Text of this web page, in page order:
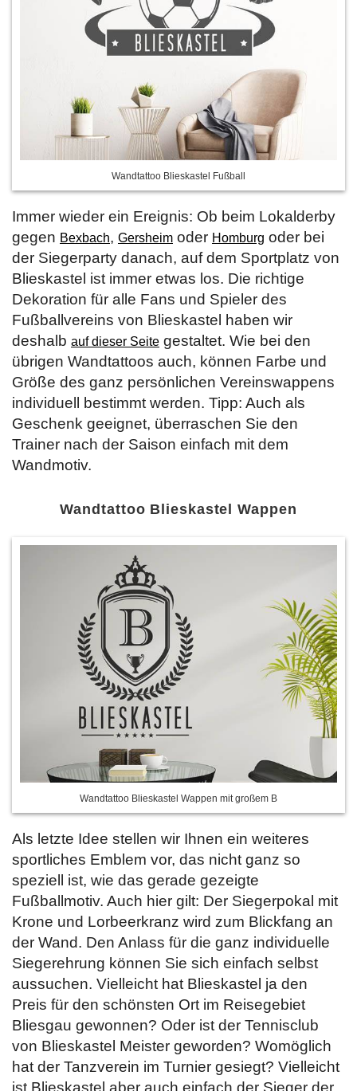
Wandtattoo Blieskastel Fußball
Immer wieder ein Ereignis: Ob beim Lokalderby
gegen Bexbach, Gersheim oder Homburg oder bei
der Siegerparty danach, auf dem Sportplatz von
Blieskastel ist immer etwas los. Die richtige
Dekoration für alle Fans und Spieler des
Fußballvereins von Blieskastel haben wir
deshalb auf dieser Seite gestaltet. Wie bei den
übrigen Wandtattoos auch, können Farbe und
Größe des ganz persönlichen Vereinswappens
individuell bestimmt werden. Tipp: Auch als
Geschenk geeignet, überraschen Sie den
Trainer nach der Saison einfach mit dem
Wandmotiv.
Wandtattoo Blieskastel Wappen
Wandtattoo Blieskastel Wappen mit großem B
Als letzte Idee stellen wir Ihnen ein weiteres
sportliches Emblem vor, das nicht ganz so
speziell ist, wie das gerade gezeigte
Fußballmotiv. Auch hier gilt: Der Siegerpokal mit
Krone und Lorbeerkranz wird zum Blickfang an
der Wand. Den Anlass für die ganz individuelle
Siegerehrung können Sie sich einfach selbst
aussuchen. Vielleicht hat Blieskastel ja den
Preis für den schönsten Ort im Reisegebiet
Bliesgau gewonnen? Oder ist der Tennisclub
von Blieskastel Meister geworden? Womöglich
hat der Tanzverein im Turnier gesiegt? Vielleicht
ist Blieskastel aber auch einfach der Sieger der